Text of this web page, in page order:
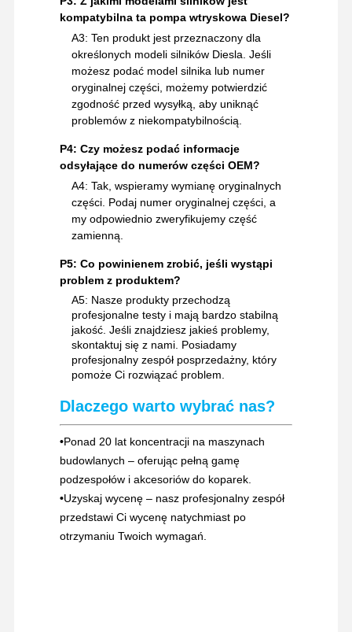
kompatybilna ta pompa wtryskowa Diesel?
A3: Ten produkt jest przeznaczony dla
określonych modeli silników Diesla. Jeśli
możesz podać model silnika lub numer
oryginalnej części, możemy potwierdzić
zgodność przed wysyłką, aby uniknąć
problemów z niekompatybilnością.
P4: Czy możesz podać informacje
odsyłające do numerów części OEM?
A4: Tak, wspieramy wymianę oryginalnych
części. Podaj numer oryginalnej części, a
my odpowiednio zweryfikujemy część
zamienną.
P5: Co powinienem zrobić, jeśli wystąpi
problem z produktem?
A5: Nasze produkty przechodzą
profesjonalne testy i mają bardzo stabilną
jakość. Jeśli znajdziesz jakieś problemy,
skontaktuj się z nami. Posiadamy
profesjonalny zespół posprzedażny, który
pomoże Ci rozwiązać problem.
Dlaczego warto wybrać nas?
•Ponad 20 lat koncentracji na maszynach
budowlanych – oferując pełną gamę
podzespołów i akcesoriów do koparek.
•Uzyskaj wycenę – nasz profesjonalny zespół
przedstawi Ci wycenę natychmiast po
otrzymaniu Twoich wymagań.